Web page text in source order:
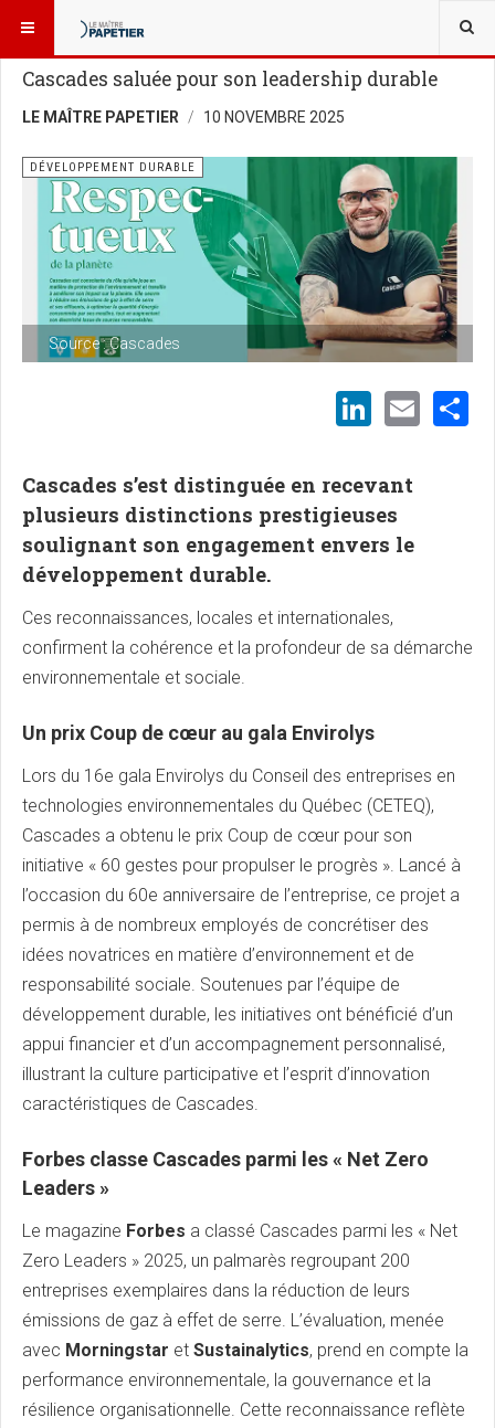
VOUS ÊTES ICI :
Cascades saluée pour son leadership durable
LE MAÎTRE PAPETIER 10 NOVEMBRE 2025
Source : Cascades
DÉVELOPPEMENT DURABLE
Cascades s’est distinguée en recevant
plusieurs distinctions prestigieuses
soulignant son engagement envers le
développement durable.
Ces reconnaissances, locales et internationales,
confirment la cohérence et la profondeur de sa démarche
environnementale et sociale.
Un prix Coup de cœur au gala Envirolys
Lors du 16e gala Envirolys du Conseil des entreprises en
technologies environnementales du Québec (CETEQ),
Cascades a obtenu le prix Coup de cœur pour son
initiative « 60 gestes pour propulser le progrès ». Lancé à
l’occasion du 60e anniversaire de l’entreprise, ce projet a
permis à de nombreux employés de concrétiser des
idées novatrices en matière d’environnement et de
responsabilité sociale. Soutenues par l’équipe de
développement durable, les initiatives ont bénéficié d’un
appui financier et d’un accompagnement personnalisé,
illustrant la culture participative et l’esprit d’innovation
caractéristiques de Cascades.
Forbes classe Cascades parmi les « Net Zero
Leaders »
Le magazine Forbes a classé Cascades parmi les « Net
Zero Leaders » 2025, un palmarès regroupant 200
entreprises exemplaires dans la réduction de leurs
émissions de gaz à effet de serre. L’évaluation, menée
avec Morningstar et Sustainalytics, prend en compte la
performance environnementale, la gouvernance et la
résilience organisationnelle. Cette reconnaissance reflète